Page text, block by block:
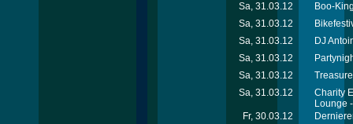
Sa, 31.03.12
Boo-
Sa, 31.03.12
Sa, 31.03.12
DJ
Sa, 31.03.12
Sa, 31.03.12
Sa, 31.03.12
Charity
Lounge
Fr, 30.03.12